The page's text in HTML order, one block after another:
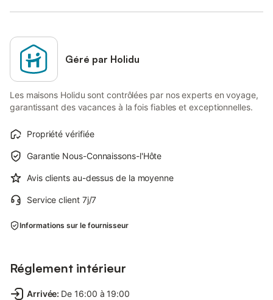
Géré par Holidu
Les maisons Holidu sont contrôlées par nos experts en voyage,
garantissant des vacances à la fois fiables et exceptionnelles.
Propriété vérifiée
Garantie Nous-Connaissons-l'Hôte
Avis clients au-dessus de la moyenne
Service client 7j/7
Informations sur le fournisseur
Réglement intérieur
Arrivée: De 16:00 à 19:00